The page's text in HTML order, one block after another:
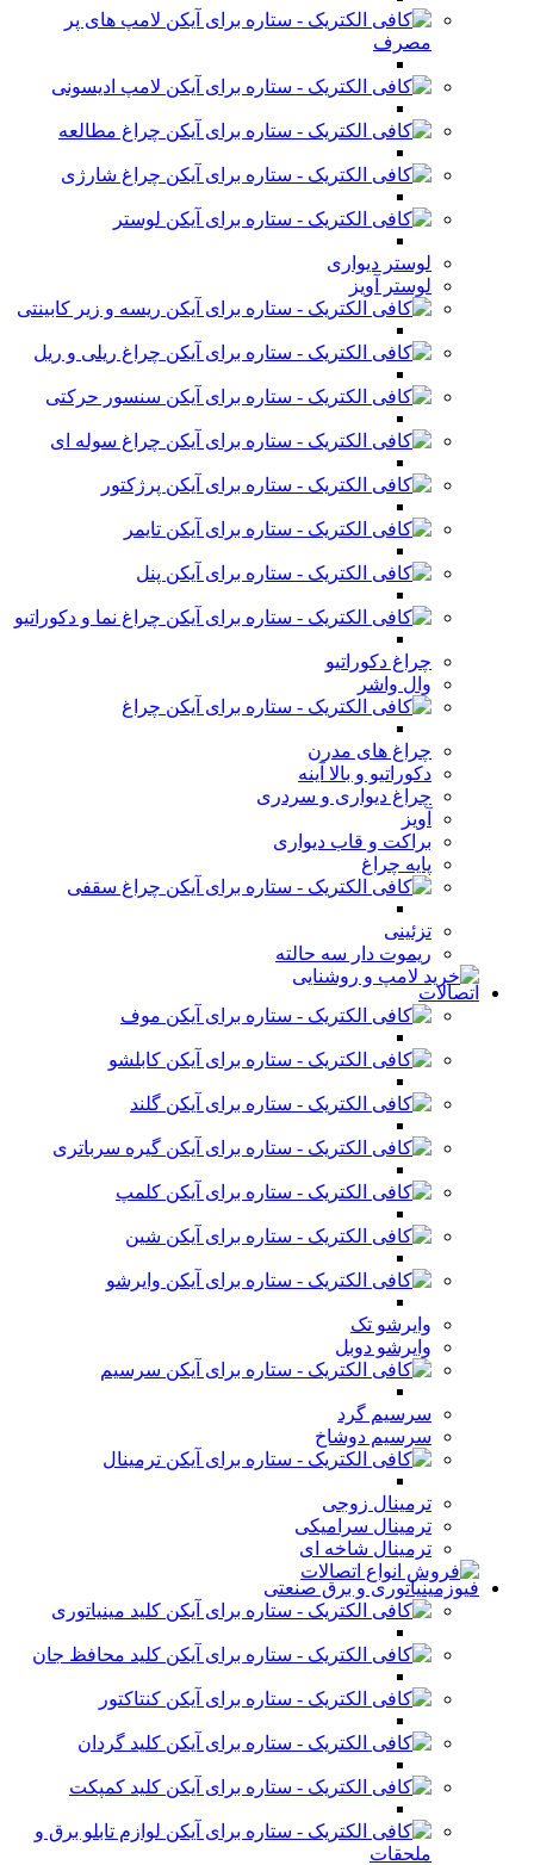
لامپ های پر
مصرف
لامپ ادیسونی
چراغ مطالعه
چراغ شارژی
لوستر
لوستر دیواری
لوستر آویز
ریسه و زیر کابینتی
چراغ ریلی و ریل
سنسور حرکتی
چراغ سوله ای
پرژکتور
تایمر
پنل
چراغ نما و دکوراتیو
چراغ دکوراتیو
وال واشر
چراغ
چراغ های مدرن
دکوراتیو و بالا آینه
چراغ دیواری و سردری
آویز
براکت و قاب دیواری
پایه چراغ
چراغ سقفی
تزئینی
ریموت دار سه حالته
اتصالات
موف
کابلشو
گلند
گیره سرباتری
کلمپ
شین
وایرشو
وایرشو تک
وایرشو دوبل
سرسیم
سرسیم گرد
سرسیم دوشاخ
ترمینال
ترمینال زوجی
ترمینال سرامیکی
ترمینال شاخه ای
فیوزمینیاتوری و برق صنعتی
کلید مینیاتوری
کلید محافظ جان
کنتاکتور
کلید گردان
کلید کمپکت
لوازم تابلو برق و
ملحقات